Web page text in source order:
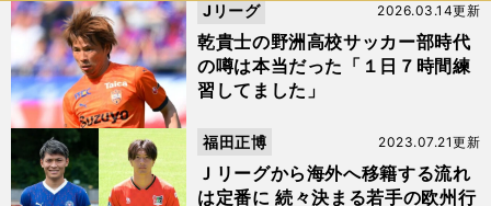
ポ
ル
テ
ィ
ー
バ
乾貴士の野洲高校サッカー部時代
の噂は本当だった「１日７時間練
習してました」
2026.03.14更新
Jリーグ
Ｊリーグから海外へ移籍する流れ
は定番に 続々決まる若手の欧州行
2023.07.21更新
福田正博